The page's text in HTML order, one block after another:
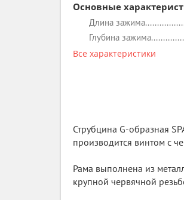
Основные
Длина зажима
Глубина зажима
Все характеристики
Струбцина G-образная
производится винтом с
Рама выполнена из
крупной червячной